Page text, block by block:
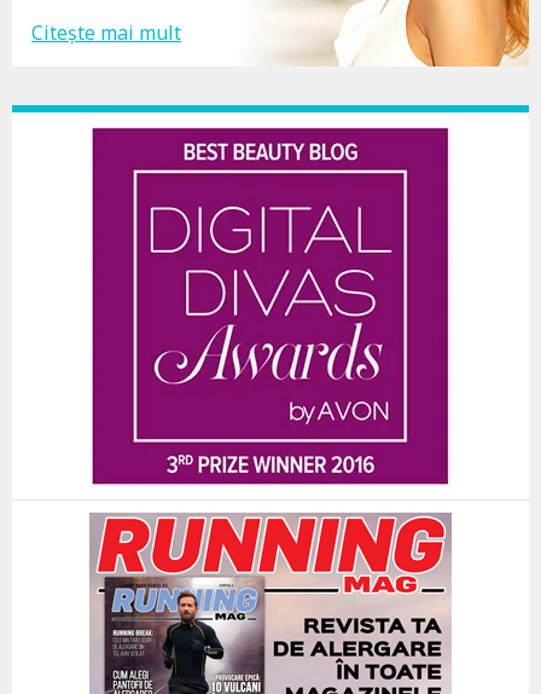
Citește mai mult